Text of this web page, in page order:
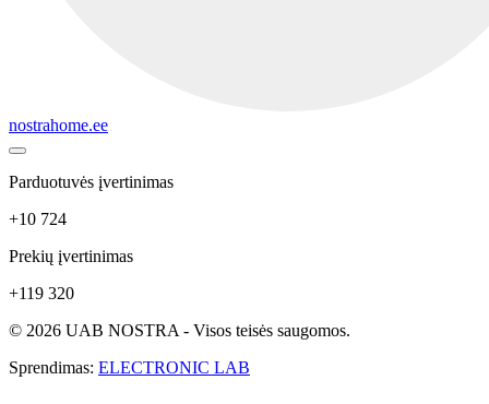
nostrahome.ee
Parduotuvės įvertinimas
+10 724
Prekių įvertinimas
+119 320
© 2026 UAB NOSTRA - Visos teisės saugomos.
Sprendimas: ELECTRONIC LAB